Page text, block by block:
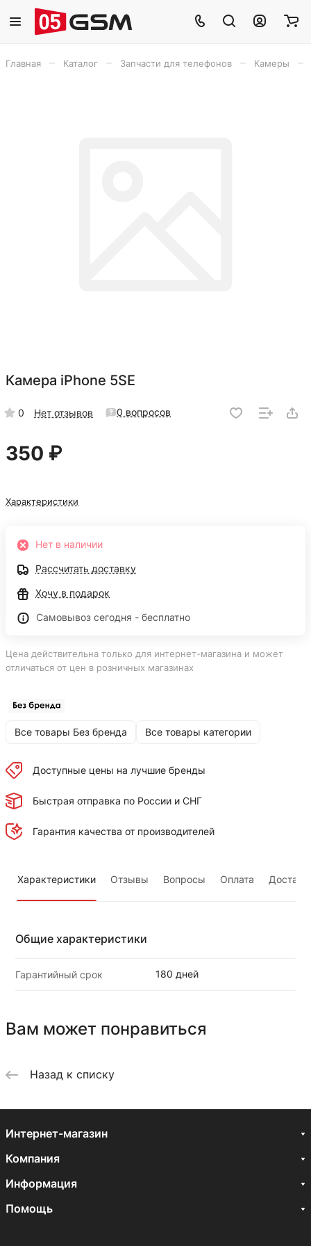
Главная Каталог Запчасти для телефонов Камеры
Камера iPhone 5SE
0 Нет отзывов 0 вопросов
350 ₽
Характеристики
Нет в наличии
Рассчитать доставку
Хочу в подарок
Самовывоз сегодня - бесплатно
Цена действительна только для интернет-магазина и может
отличаться от цен в розничных магазинах
Все товары Без бренда Все товары категории
Доступные цены на лучшие бренды
Быстрая отправка по России и СНГ
Гарантия качества от производителей
Характеристики Отзывы Вопросы Оплата
Общие характеристики
Гарантийный срок 180 дней
Вам может понравиться
Назад к списку
Интернет-магазин
Компания
Информация
Помощь